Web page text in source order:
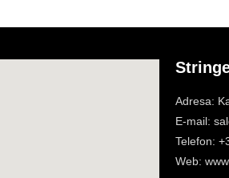
Adresa:
E-mail:
Telefon:
Web: